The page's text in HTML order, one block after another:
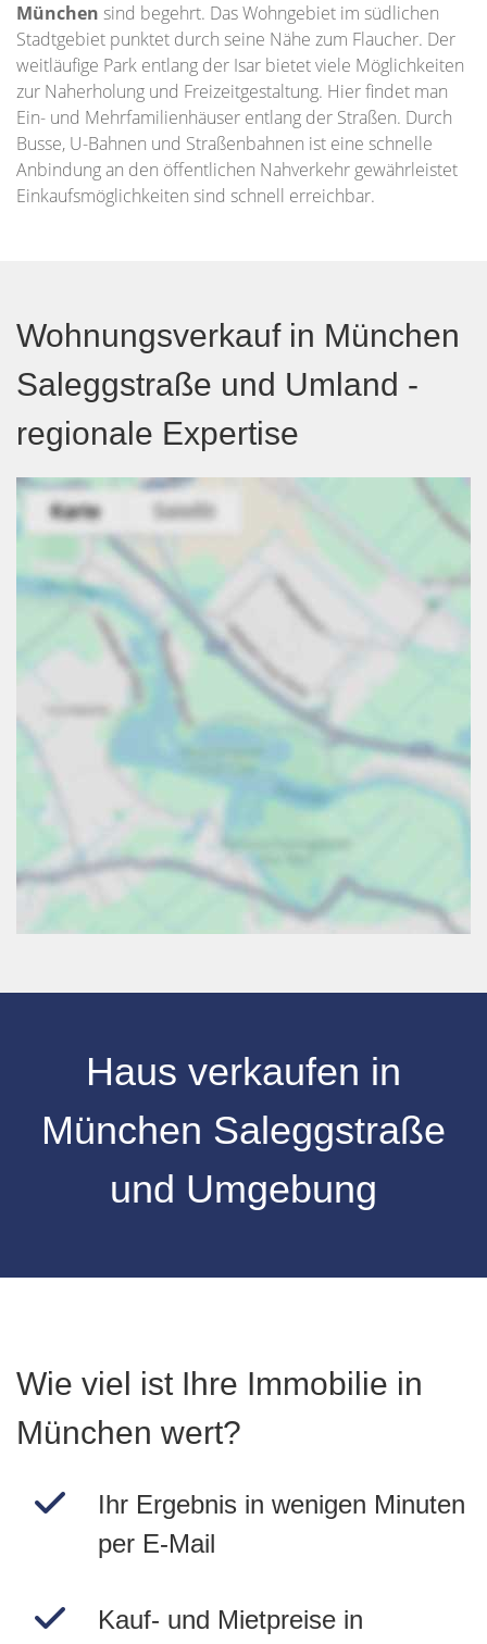
München sind begehrt. Das Wohngebiet im südlichen
Stadtgebiet punktet durch seine Nähe zum Flaucher. Der
weitläufige Park entlang der Isar bietet viele Möglichkeiten
zur Naherholung und Freizeitgestaltung. Hier findet man
Ein- und Mehrfamilienhäuser entlang der Straßen. Durch
Busse, U-Bahnen und Straßenbahnen ist eine schnelle
Anbindung an den öffentlichen Nahverkehr gewährleistet
Einkaufsmöglichkeiten sind schnell erreichbar.
Wohnungsverkauf in München
Saleggstraße und Umland -
regionale Expertise
Haus verkaufen in
München Saleggstraße
und Umgebung
Wie viel ist Ihre Immobilie in
München wert?
Ihr Ergebnis in wenigen Minuten
per E-Mail
Kauf- und Mietpreise in